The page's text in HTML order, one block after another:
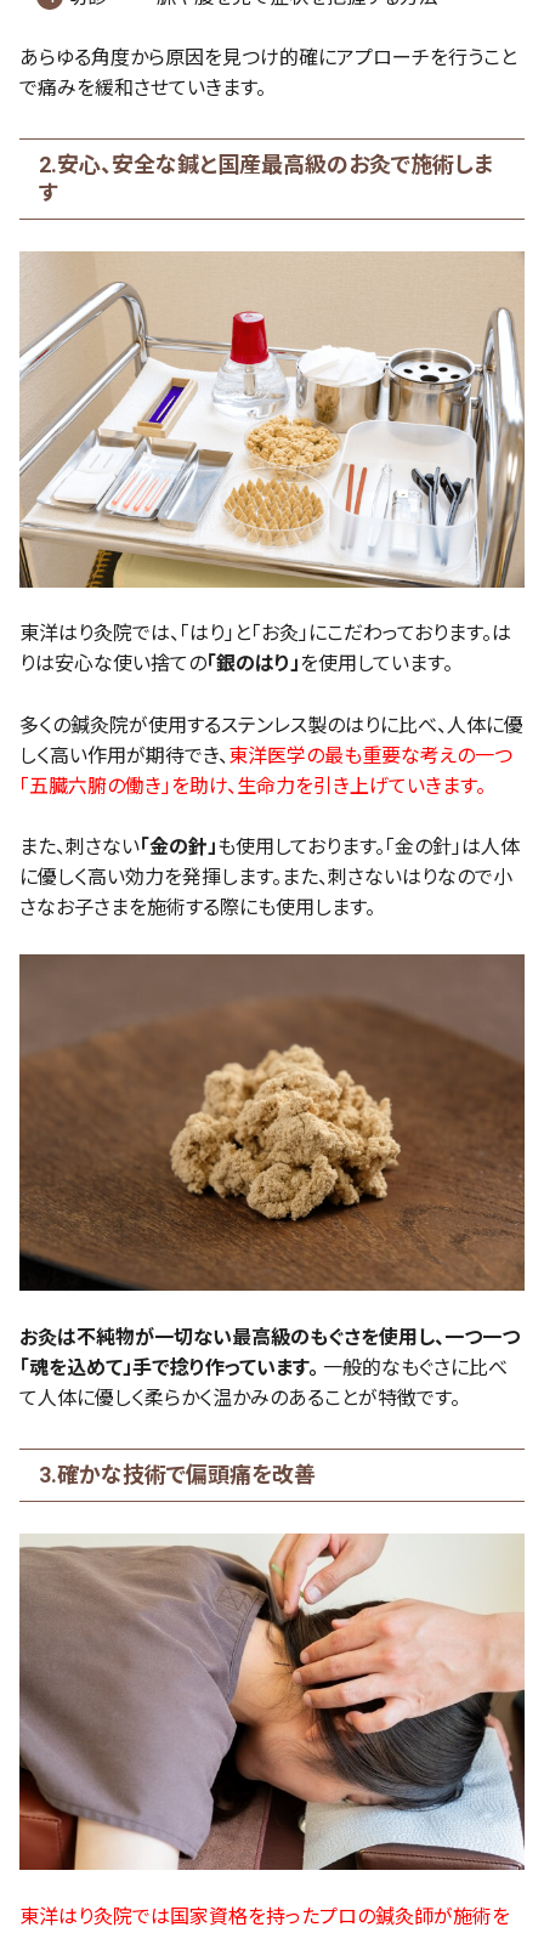
あらゆる角度から原因を見つけ的確にアプローチを行うこと
で痛みを緩和させていきます。
2.安心、安全な鍼と国産最高級のお灸で施術しま
す
東洋はり灸院では、「はり」と「お灸」にこだわっております。は
りは安心な使い捨ての「銀のはり」を使用しています。
多くの鍼灸院が使用するステンレス製のはりに比べ、人体に優
しく高い作用が期待でき、 東洋医学の最も重要な考えの一つ
「五臓六腑の働き」を助け、生命力を引き上げていきます。
また、刺さない「金の針」も使用しております。「金の針」は人体
に優しく高い効力を発揮します。また、刺さないはりなので小
さなお子さまを施術する際にも使用します。
お灸は不純物が一切ない最高級のもぐさを使用し、一つ一つ
「魂を込めて」手で捻り作っています。 一般的なもぐさに比べ
て人体に優しく柔らかく温かみのあることが特徴です。
3.確かな技術で偏頭痛を改善
東洋はり灸院では国家資格を持ったプロの鍼灸師が施術を